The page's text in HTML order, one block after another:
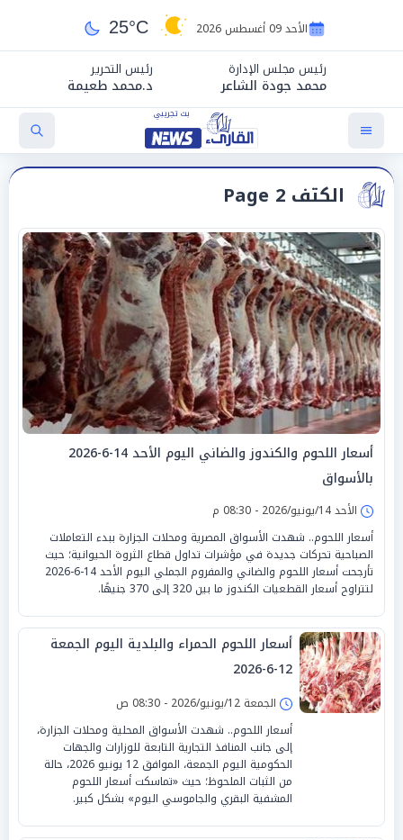
الأحد 09 أغسطس 2026 25°C
رئيس مجلس الإدارة
محمد جودة الشاعر
رئيس التحرير
د.محمد طعيمة
الكتف Page 2
أسعار اللحوم والكندوز والضاني اليوم الأحد 14-6-2026
بالأسواق
الأحد 14/يونيو/2026 - 08:30 م
أسعار اللحوم.. شهدت الأسواق المصرية ومحلات الجزارة ببدء التعاملات
الصباحية تحركات جديدة في مؤشرات تداول قطاع الثروة الحيوانية؛ حيث
تأرجحت أسعار اللحوم والضاني والمفروم الجملي اليوم الأحد 14-6-2026
لتتراوح أسعار القطعيات الكندوز ما بين 320 إلى 370 جنيهًا.
أسعار اللحوم الحمراء والبلدية اليوم الجمعة
12-6-2026
الجمعة 12/يونيو/2026 - 08:30 ص
أسعار اللحوم.. شهدت الأسواق المحلية ومحلات الجزارة،
إلى جانب المنافذ التجارية التابعة للوزارات والجهات
الحكومية اليوم الجمعة، الموافق 12 يونيو 2026، حالة
من الثبات الملحوظ؛ حيث «تماسكت أسعار اللحوم
المشفية البقري والجاموسي اليوم» بشكل كبير.